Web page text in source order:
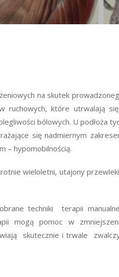
na skutek
ruchowych, które utrwalają
bólowych. U podłoża
się nadmiernym
– hypomobilnością.
wieloletni, utajony
techniki terapii
mogą pomoc w
skutecznie i trwale